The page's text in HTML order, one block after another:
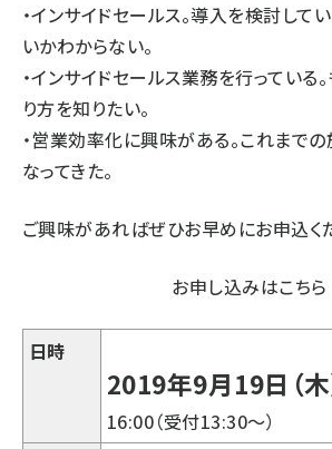
・インサイドセールス。導入を検討して
いかわからない。
・インサイドセールス業務を行っている
り方を知りたい。
・営業効率化に興味がある。これまで
なってきた。
ご興味があればぜひお早めにお申込く
お申し込みはこちら
日時
2019年9月19日（木
16:00（受付13:30～）